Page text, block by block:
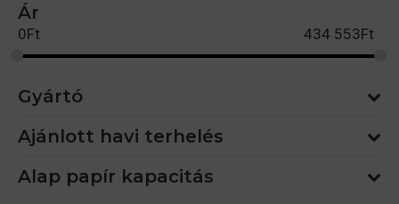
Ár
0Ft 434 553Ft
Gyártó
Ajánlott havi terhelés
Alap papír kapacitás